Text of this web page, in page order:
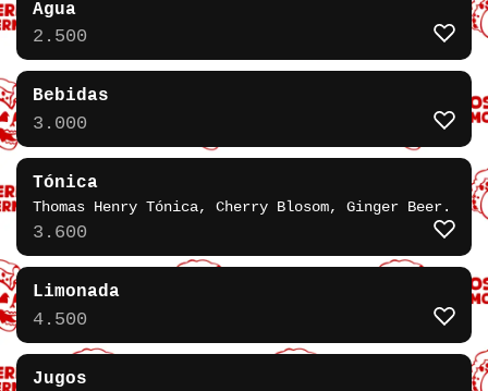
Agua
2.500
Bebidas
3.000
Tónica
Thomas Henry Tónica, Cherry Blosom, Ginger Beer.
3.600
Limonada
4.500
Jugos